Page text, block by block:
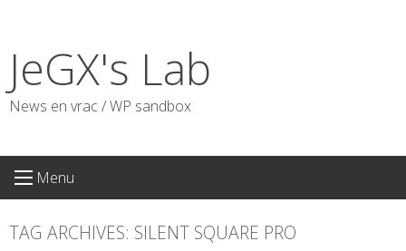
content
JeGX's Lab
News en vrac / WP sandbox
Menu
TAG ARCHIVES: SILENT SQUARE PRO